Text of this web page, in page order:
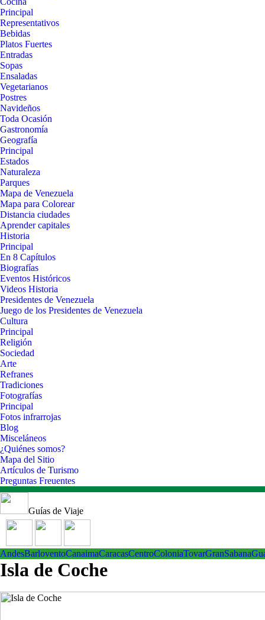
Principal
Representativos
Bebidas
Platos Fuertes
Entradas
Sopas
Ensaladas
Vegetarianos
Postres
Navideños
Toda Ocasión
Gastronomía
Geografía
Principal
Estados
Naturaleza
Parques
Mapa de Venezuela
Mapa para Colorear
Distancia ciudades
Aprender capitales
Historia
Principal
En 8 Capítulos
Biografías
Eventos Históricos
Videos Historia
Presidentes de Venezuela
Juego de los Presidentes de Venezuela
Cultura
Principal
Religión
Sociedad
Arte
Refranes
Tradiciones
Fotografías
Principal
Fotos infrarrojas
Blog
Misceláneos
¿Quiénes somos?
Mapa del Sitio
Artículos de Turismo
Preguntas Freuentes
Guías de Viaje
AndesBarloventoCanaimaCaracasCentroColoniaTovarGranSabana
Isla de Coche